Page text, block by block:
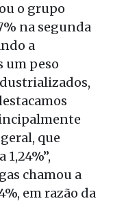
o grupo
na segunda
a
um peso
que
chamou a
em razão da